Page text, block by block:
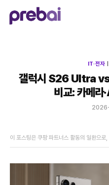
IT·전자
갤럭시 S26 Ultra vs
비교: 카메라
이 포스팅은 쿠팡 파트너스 활동의 일환으